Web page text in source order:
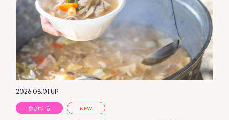
2026.08.01 UP
参加する NEW